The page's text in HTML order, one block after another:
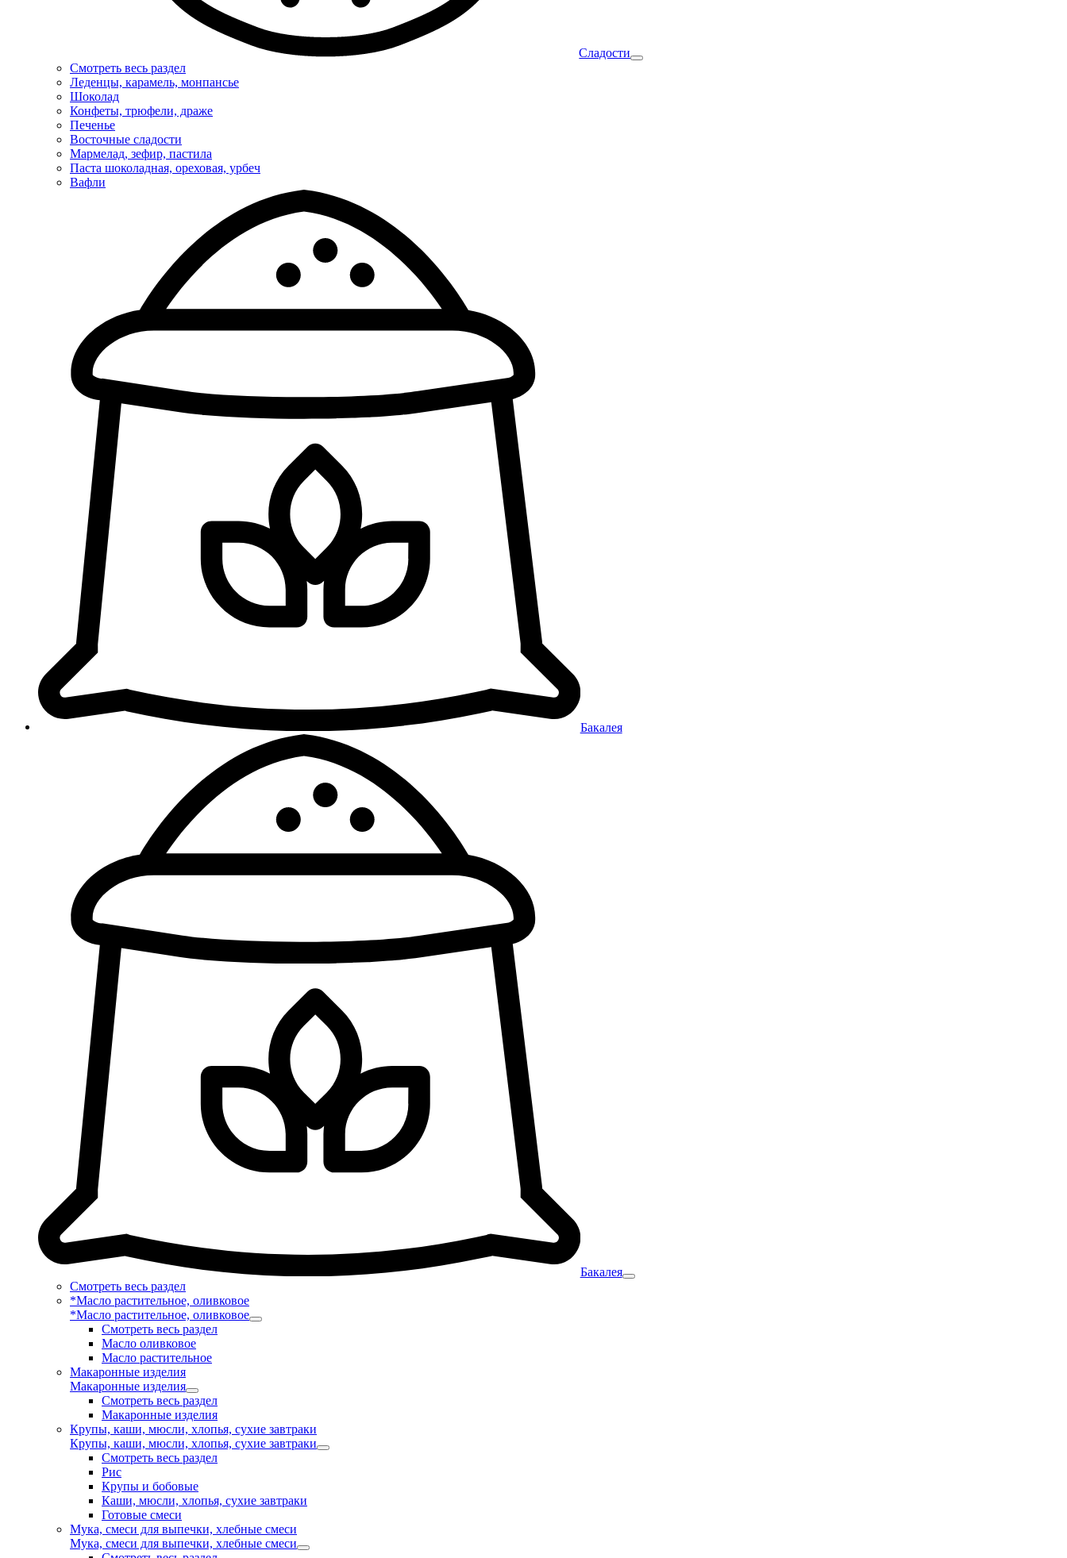
Сладости
Смотреть весь раздел
Леденцы, карамель, монпансье
Шоколад
Конфеты, трюфели, драже
Печенье
Восточные сладости
Мармелад, зефир, пастила
Паста шоколадная, ореховая, урбеч
Вафли
Бакалея
Бакалея
Смотреть весь раздел
*Масло растительное, оливковое
*Масло растительное, оливковое
Смотреть весь раздел
Масло оливковое
Масло растительное
Макаронные изделия
Макаронные изделия
Смотреть весь раздел
Макаронные изделия
Крупы, каши, мюсли, хлопья, сухие завтраки
Крупы, каши, мюсли, хлопья, сухие завтраки
Смотреть весь раздел
Рис
Крупы и бобовые
Каши, мюсли, хлопья, сухие завтраки
Готовые смеси
Мука, смеси для выпечки, хлебные смеси
Мука, смеси для выпечки, хлебные смеси